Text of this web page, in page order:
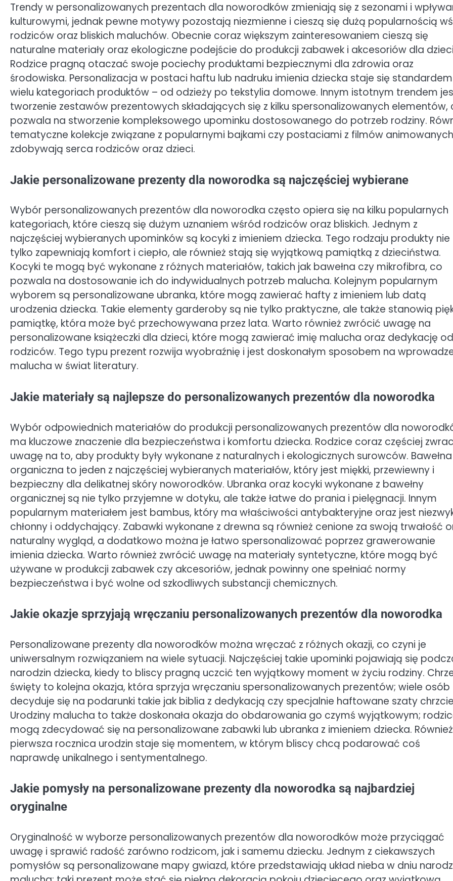
Trendy w personalizowanych prezentach dla noworodków zmieniają się z sezonami i
kulturowymi, jednak pewne motywy pozostają niezmienne i cieszą się dużą popularnością
rodziców oraz bliskich maluchów. Obecnie coraz większym zainteresowaniem cieszą się
naturalne materiały oraz ekologiczne podejście do produkcji zabawek i akcesoriów dla
Rodzice pragną otaczać swoje pociechy produktami bezpiecznymi dla zdrowia oraz
środowiska. Personalizacja w postaci haftu lub nadruku imienia dziecka staje się
wielu kategoriach produktów – od odzieży po tekstylia domowe. Innym istotnym trendem
tworzenie zestawów prezentowych składających się z kilku spersonalizowanych elementów,
pozwala na stworzenie kompleksowego upominku dostosowanego do potrzeb rodziny.
tematyczne kolekcje związane z popularnymi bajkami czy postaciami z filmów animowanych
zdobywają serca rodziców oraz dzieci.
Jakie personalizowane prezenty dla noworodka są najczęściej wybierane
Wybór personalizowanych prezentów dla noworodka często opiera się na kilku popularnych
kategoriach, które cieszą się dużym uznaniem wśród rodziców oraz bliskich. Jednym z
najczęściej wybieranych upominków są kocyki z imieniem dziecka. Tego rodzaju produkty nie
tylko zapewniają komfort i ciepło, ale również stają się wyjątkową pamiątką z dzieciństwa.
Kocyki te mogą być wykonane z różnych materiałów, takich jak bawełna czy mikrofibra, co
pozwala na dostosowanie ich do indywidualnych potrzeb malucha. Kolejnym popularnym
wyborem są personalizowane ubranka, które mogą zawierać hafty z imieniem lub datą
urodzenia dziecka. Takie elementy garderoby są nie tylko praktyczne, ale także stanowią
pamiątkę, która może być przechowywana przez lata. Warto również zwrócić uwagę na
personalizowane książeczki dla dzieci, które mogą zawierać imię malucha oraz dedykację od
rodziców. Tego typu prezent rozwija wyobraźnię i jest doskonałym sposobem na
malucha w świat literatury.
Jakie materiały są najlepsze do personalizowanych prezentów dla noworodka
Wybór odpowiednich materiałów do produkcji personalizowanych prezentów dla
ma kluczowe znaczenie dla bezpieczeństwa i komfortu dziecka. Rodzice coraz częściej
uwagę na to, aby produkty były wykonane z naturalnych i ekologicznych surowców. Bawełna
organiczna to jeden z najczęściej wybieranych materiałów, który jest miękki, przewiewny i
bezpieczny dla delikatnej skóry noworodków. Ubranka oraz kocyki wykonane z bawełny
organicznej są nie tylko przyjemne w dotyku, ale także łatwe do prania i pielęgnacji. Innym
popularnym materiałem jest bambus, który ma właściwości antybakteryjne oraz jest
chłonny i oddychający. Zabawki wykonane z drewna są również cenione za swoją trwałość
naturalny wygląd, a dodatkowo można je łatwo spersonalizować poprzez grawerowanie
imienia dziecka. Warto również zwrócić uwagę na materiały syntetyczne, które mogą być
używane w produkcji zabawek czy akcesoriów, jednak powinny one spełniać normy
bezpieczeństwa i być wolne od szkodliwych substancji chemicznych.
Jakie okazje sprzyjają wręczaniu personalizowanych prezentów dla noworodka
Personalizowane prezenty dla noworodków można wręczać z różnych okazji, co czyni je
uniwersalnym rozwiązaniem na wiele sytuacji. Najczęściej takie upominki pojawiają się
narodzin dziecka, kiedy to bliscy pragną uczcić ten wyjątkowy moment w życiu rodziny.
święty to kolejna okazja, która sprzyja wręczaniu spersonalizowanych prezentów; wiele osób
decyduje się na podarunki takie jak biblia z dedykacją czy specjalnie haftowane szaty
Urodziny malucha to także doskonała okazja do obdarowania go czymś wyjątkowym;
mogą zdecydować się na personalizowane zabawki lub ubranka z imieniem dziecka. Również
pierwsza rocznica urodzin staje się momentem, w którym bliscy chcą podarować coś
naprawdę unikalnego i sentymentalnego.
Jakie pomysły na personalizowane prezenty dla noworodka są najbardziej
oryginalne
Oryginalność w wyborze personalizowanych prezentów dla noworodków może przyciągać
uwagę i sprawić radość zarówno rodzicom, jak i samemu dziecku. Jednym z ciekawszych
pomysłów są personalizowane mapy gwiazd, które przedstawiają układ nieba w dniu